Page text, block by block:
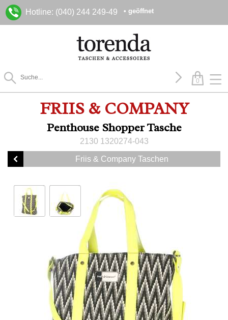
Hotline: (040) 244 249-49 • geöffnet
0
FRIIS & COMPANY
Penthouse Shopper Tasche
2130 1320274-043
Friis & Company Taschen